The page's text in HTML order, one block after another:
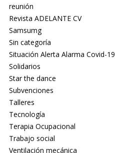
reunión
Revista ADELANTE CV
Samsumg
Sin categoría
Situación Alerta Alarma Covid-19
Solidarios
Star the dance
Subvenciones
Talleres
Tecnología
Terapia Ocupacional
Trabajo social
Ventilación mecánica